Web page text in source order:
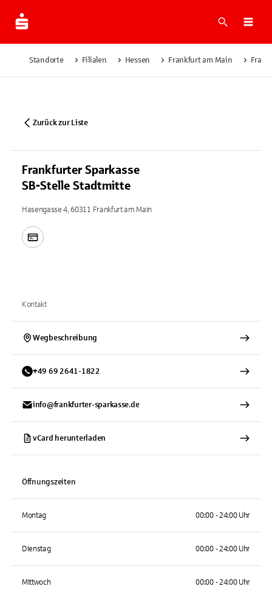
Suche
Standorte Filialen Hessen Frankfurt am Main
Zurück zur Liste
Frankfurter Sparkasse
SB-Stelle Stadtmitte
Hasengasse 4, 60311 Frankfurt am Main
Kontakt
Wegbeschreibung
+49 69 2641-1822
info@frankfurter-sparkasse.de
vCard herunterladen
Öffnungszeiten
Montag 00:00 - 24:00 Uhr
Dienstag 00:00 - 24:00 Uhr
Mittwoch 00:00 - 24:00 Uhr